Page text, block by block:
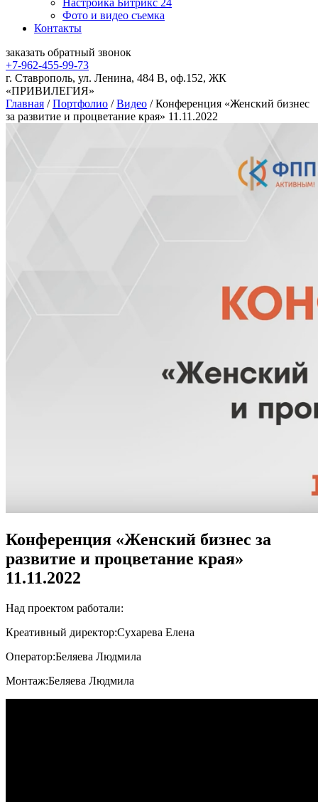
Настройка Битрикс 24
Фото и видео съемка
Контакты
заказать обратный звонок
+7-962-455-99-73
г. Ставрополь, ул. Ленина, 484 В, оф.152, ЖК
«ПРИВИЛЕГИЯ»
Главная / Портфолио / Видео / Конференция «Женский бизнес
за развитие и процветание края» 11.11.2022
Конференция «Женский бизнес за
развитие и процветание края»
11.11.2022
Над проектом работали:
Креативный директор:Сухарева Елена
Оператор:Беляева Людмила
Монтаж:Беляева Людмила